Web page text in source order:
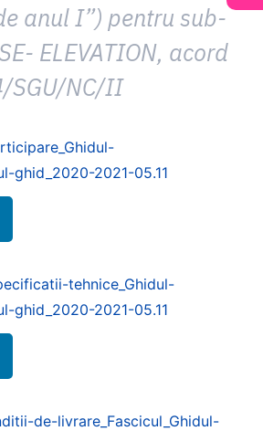
anul I”) pentru sub-
ELEVATION, acord
SGU/NC/II
ghid_2020-2021-05.11
tehnice_Ghidul-
ghid_2020-2021-05.11
de-livrare_Fascicul_Ghidul-